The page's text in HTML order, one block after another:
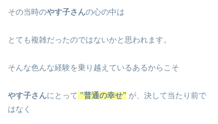
その当時のやす子さんの心の中は
とても複雑だったのではないかと思われます。
そんな色んな経験を乗り越えているあるからこそ
やす子さんにとって ”普通の幸せ” が、決して当たり前で
はなく